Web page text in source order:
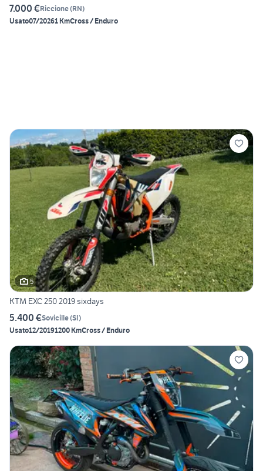
7.000 €Riccione(RN)
Usato07/20261 KmCross / Enduro
5
KTM EXC 250 2019 sixdays
5.400 €Sovicille(SI)
Usato12/20191200 KmCross / Enduro